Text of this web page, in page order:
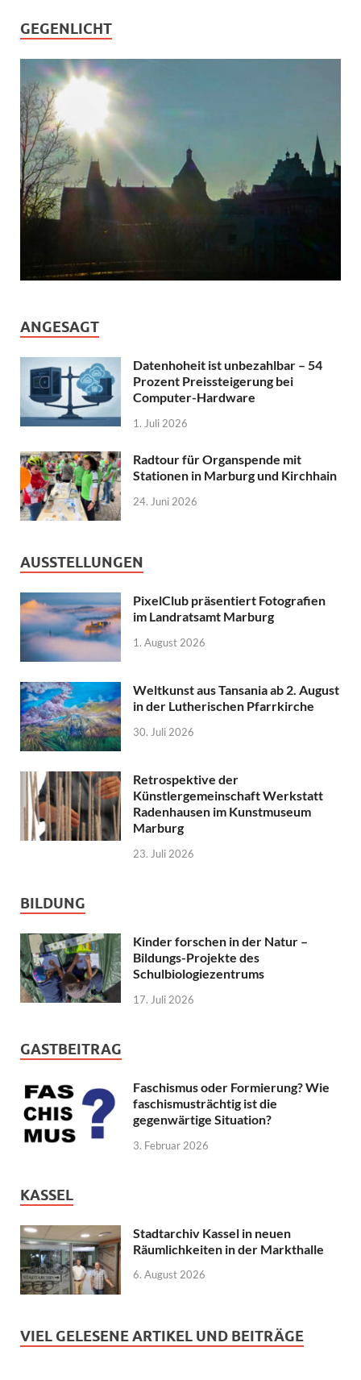
GEGENLICHT
ANGESAGT
Datenhoheit ist unbezahlbar – 54
Prozent Preissteigerung bei
Computer-Hardware
1. Juli 2026
Radtour für Organspende mit
Stationen in Marburg und Kirchhain
24. Juni 2026
AUSSTELLUNGEN
PixelClub präsentiert Fotografien
im Landratsamt Marburg
1. August 2026
Weltkunst aus Tansania ab 2. August
in der Lutherischen Pfarrkirche
30. Juli 2026
Retrospektive der
Künstlergemeinschaft Werkstatt
Radenhausen im Kunstmuseum
Marburg
23. Juli 2026
BILDUNG
Kinder forschen in der Natur –
Bildungs-Projekte des
Schulbiologiezentrums
17. Juli 2026
GASTBEITRAG
Faschismus oder Formierung? Wie
faschismusträchtig ist die
gegenwärtige Situation?
3. Februar 2026
KASSEL
Stadtarchiv Kassel in neuen
Räumlichkeiten in der Markthalle
6. August 2026
VIEL GELESENE ARTIKEL UND BEITRÄGE